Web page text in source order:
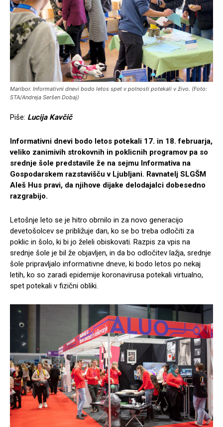
Maribor. Informativni dnevi bodo letos spet v polnosti potekali v živo. (Foto:
STA/Andreja Seršen Dobaj)
Piše: Lucija Kavčič
Informativni dnevi bodo letos potekali 17. in 18. februarja,
veliko zanimivih strokovnih in poklicnih programov pa so
srednje šole predstavile že na sejmu Informativa na
Gospodarskem razstavišču v Ljubljani. Ravnatelj SLGŠM
Aleš Hus pravi, da njihove dijake delodajalci dobesedno
razgrabijo.
Letošnje leto se je hitro obrnilo in za novo generacijo
devetošolcev se približuje dan, ko se bo treba odločiti za
poklic in šolo, ki bi jo želeli obiskovati. Razpis za vpis na
srednje šole je bil že objavljen, in da bo odločitev lažja, srednje
šole pripravljalo informativne dneve, ki bodo letos po nekaj
letih, ko so zaradi epidemije koronavirusa potekali virtualno,
spet potekali v fizični obliki.